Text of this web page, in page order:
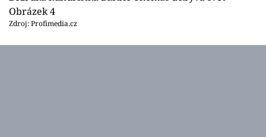
Obrázek 4
Zdroj: Profimedia.cz